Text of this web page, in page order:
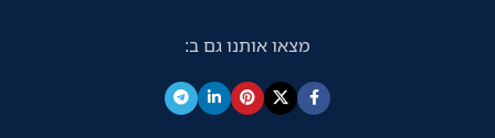
מצאו אותנו גם ב: